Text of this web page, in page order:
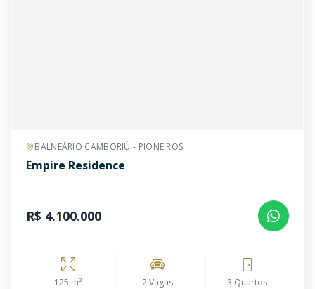
BALNEÁRIO CAMBORIÚ - PIONEIROS
Empire Residence
R$ 4.100.000
125 m² 2 Vagas 3 Quartos